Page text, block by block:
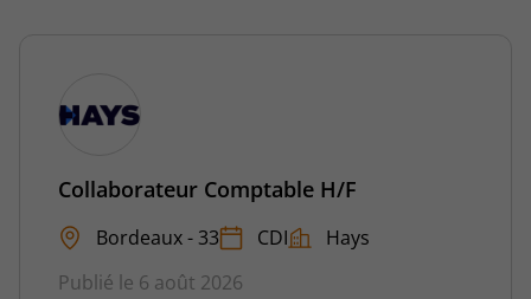
Collaborateur Comptable H/F
Bordeaux - 33 CDI
Hays
Publié le 6 août 2026